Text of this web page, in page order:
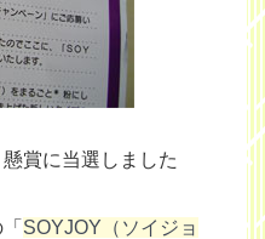
賞に当選しました
SOYJOY（ソイジョ